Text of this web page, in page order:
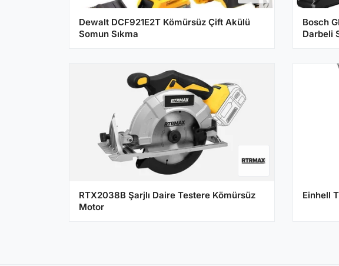
Dewalt DCF921E2T Kömürsüz Çift Akülü
Somun Sıkma
Bosch
Darbeli
RTX2038B Şarjlı Daire Testere Kömürsüz
Motor
Einhell